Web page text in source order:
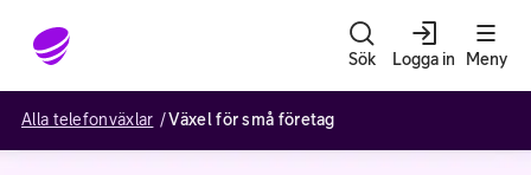
Gå till sidans innehåll
Sök Logga in Meny
Alla telefonväxlar Växel för små företag